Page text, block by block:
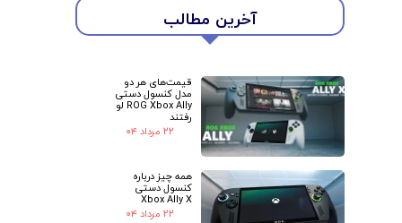
آخرین مطالب
قیمت‌های هر دو
مدل کنسول دستی
ROG Xbox Ally لو
رفتند
۲۲ مرداد ۰۴
همه چیز درباره
کنسول دستی
Xbox Ally X
۲۲ مرداد ۰۴